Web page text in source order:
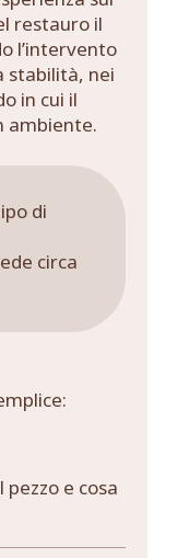
restauro il
l’intervento
stabilità, nei
in cui il
ambiente.
di
circa
e cosa